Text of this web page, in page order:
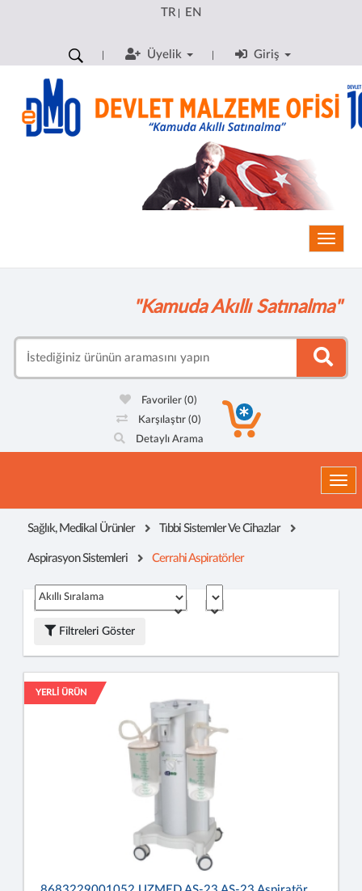
TR| EN
Üyelik Giriş
"Kamuda Akıllı Satınalma"
Favoriler(0)
Karşılaştır (0)
Detaylı Arama
Sağlık, Medikal Ürünler Tıbbi Sistemler Ve Cihazlar
Aspirasyon Sistemleri Cerrahi Aspiratörler
Filtreleri Göster
YERLİ ÜRÜN